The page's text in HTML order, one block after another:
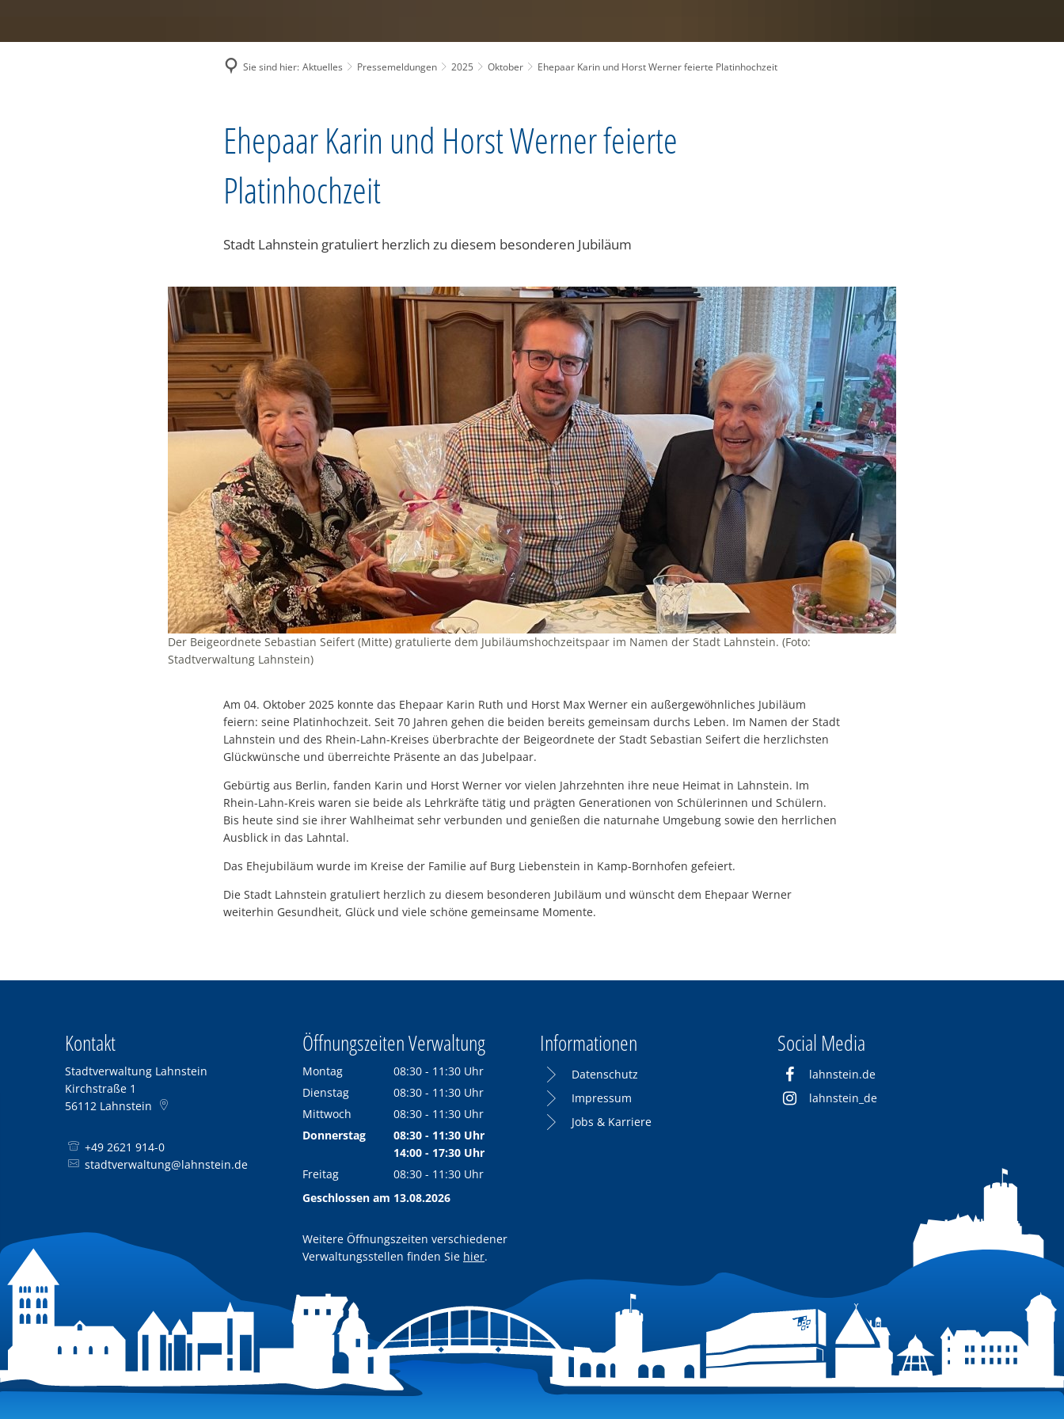
Sie sind hier: Aktuelles Pressemeldungen 2025 Oktober Ehepaar Karin und Horst Werner feierte Platinhochzeit
Ehepaar Karin und Horst Werner feierte
Platinhochzeit
Stadt Lahnstein gratuliert herzlich zu diesem besonderen Jubiläum
Der Beigeordnete Sebastian Seifert (Mitte) gratulierte dem Jubiläumshochzeitspaar im Namen der Stadt Lahnstein. (Foto:
Stadtverwaltung Lahnstein)
Am 04. Oktober 2025 konnte das Ehepaar Karin Ruth und Horst Max Werner ein außergewöhnliches Jubiläum
feiern: seine Platinhochzeit. Seit 70 Jahren gehen die beiden bereits gemeinsam durchs Leben. Im Namen der Stadt
Lahnstein und des Rhein-Lahn-Kreises überbrachte der Beigeordnete der Stadt Sebastian Seifert die herzlichsten
Glückwünsche und überreichte Präsente an das Jubelpaar.
Gebürtig aus Berlin, fanden Karin und Horst Werner vor vielen Jahrzehnten ihre neue Heimat in Lahnstein. Im
Rhein-Lahn-Kreis waren sie beide als Lehrkräfte tätig und prägten Generationen von Schülerinnen und Schülern.
Bis heute sind sie ihrer Wahlheimat sehr verbunden und genießen die naturnahe Umgebung sowie den herrlichen
Ausblick in das Lahntal.
Das Ehejubiläum wurde im Kreise der Familie auf Burg Liebenstein in Kamp-Bornhofen gefeiert.
Die Stadt Lahnstein gratuliert herzlich zu diesem besonderen Jubiläum und wünscht dem Ehepaar Werner
weiterhin Gesundheit, Glück und viele schöne gemeinsame Momente.
Kontakt
Stadtverwaltung Lahnstein
Kirchstraße 1
56112 Lahnstein
+49 2621 914-0
stadtverwaltung@lahnstein.de
Öffnungszeiten Verwaltung
Montag 08:30 - 11:30 Uhr
Von 08:30 bis 11:30 Uhr
Dienstag 08:30 - 11:30 Uhr
Von 08:30 bis 11:30 Uhr
Mittwoch 08:30 - 11:30 Uhr
Von 08:30 bis 11:30 Uhr
Donnerstag 08:30 - 11:30 Uhr
Von 08:30 bis 11:30 Uhr
14:00 - 17:30 Uhr
Von 14:00 bis 17:30 Uhr
Freitag 08:30 - 11:30 Uhr
Von 08:30 bis 11:30 Uhr
Geschlossen am 13.08.2026
Weitere Öffnungszeiten verschiedener
Verwaltungsstellen finden Sie hier.
Informationen
Datenschutz
Impressum
Jobs & Karriere
Social Media
lahnstein.de
lahnstein_de